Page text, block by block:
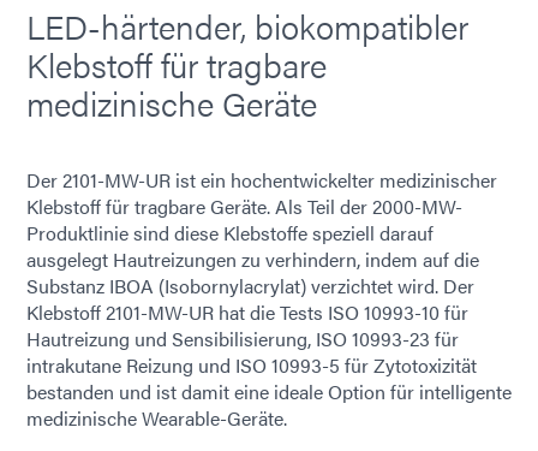
LED-härtender, biokompatibler
Klebstoff für tragbare
medizinische Geräte
Der 2101-MW-UR ist ein hochentwickelter medizinischer
Klebstoff für tragbare Geräte. Als Teil der 2000-MW-
Produktlinie sind diese Klebstoffe speziell darauf
ausgelegt Hautreizungen zu verhindern, indem auf die
Substanz IBOA (Isobornylacrylat) verzichtet wird. Der
Klebstoff 2101-MW-UR hat die Tests ISO 10993-10 für
Hautreizung und Sensibilisierung, ISO 10993-23 für
intrakutane Reizung und ISO 10993-5 für Zytotoxizität
bestanden und ist damit eine ideale Option für intelligente
medizinische Wearable-Geräte.